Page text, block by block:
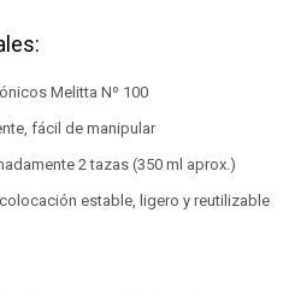
Melitta Nº 100
fácil de manipular
2 tazas (350 ml aprox.)
estable, ligero y reutilizable